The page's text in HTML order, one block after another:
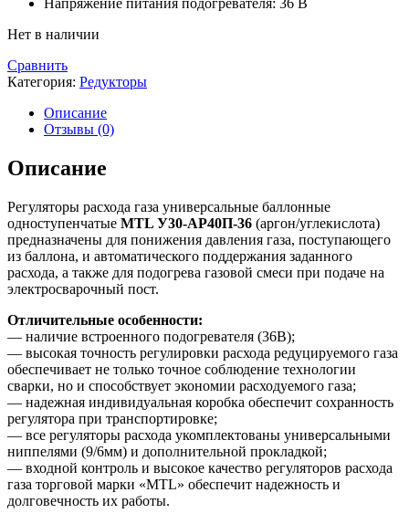
Напряжение питания подогревателя: 36 В
Нет в наличии
Сравнить
Категория: Редукторы
Описание
Отзывы (0)
Описание
Регуляторы расхода газа универсальные баллонные
одноступенчатые MTL У30-АР40П-36 (аргон/углекислота)
предназначены для понижения давления газа, поступающего
из баллона, и автоматического поддержания заданного
расхода, а также для подогрева газовой смеси при подаче на
электросварочный пост.
Отличительные особенности:
— наличие встроенного подогревателя (36В);
— высокая точность регулировки расхода редуцируемого газа
обеспечивает не только точное соблюдение технологии
сварки, но и способствует экономии расходуемого газа;
— надежная индивидуальная коробка обеспечит сохранность
регулятора при транспортировке;
— все регуляторы расхода укомплектованы универсальными
ниппелями (9/6мм) и дополнительной прокладкой;
— входной контроль и высокое качество регуляторов расхода
газа торговой марки «MTL» обеспечит надежность и
долговечность их работы.